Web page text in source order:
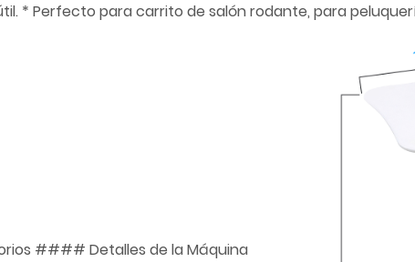
* Perfecto para carrito de salón rodante, para
#### Detalles de la Máquina